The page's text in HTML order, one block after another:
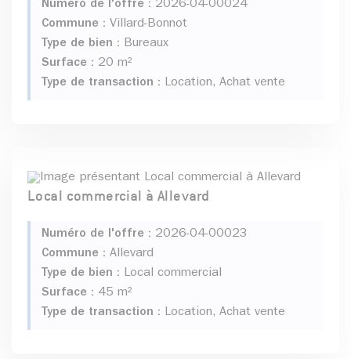
Numéro de l'offre : 2026-04-00024
Commune : Villard-Bonnot
Type de bien : Bureaux
Surface : 20 m²
Type de transaction : Location, Achat vente
Local commercial à Allevard
Numéro de l'offre : 2026-04-00023
Commune : Allevard
Type de bien : Local commercial
Surface : 45 m²
Type de transaction : Location, Achat vente